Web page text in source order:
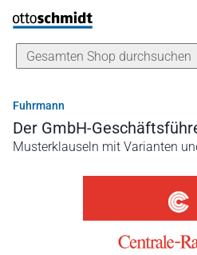
Direkt zum Inhalt
Fuhrmann
Der GmbH-
Musterklauseln mit Varianten